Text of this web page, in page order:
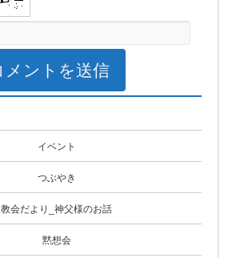
イベント
つぶやき
教会だより_神父様のお話
黙想会